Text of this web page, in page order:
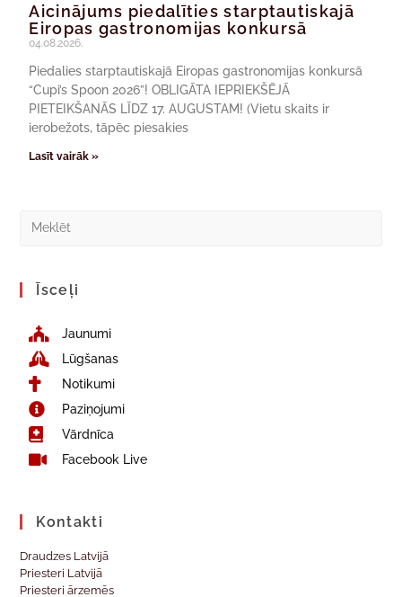
Aicinājums piedalīties starptautiskajā
Eiropas gastronomijas konkursā
04.08.2026.
Piedalies starptautiskajā Eiropas gastronomijas konkursā
“Cupi’s Spoon 2026”! OBLIGĀTA IEPRIEKŠĒJĀ
PIETEIKŠANĀS LĪDZ 17. AUGUSTAM! (Vietu skaits ir
ierobežots, tāpēc piesakies
Lasīt vairāk »
Īsceļi
Jaunumi
Lūgšanas
Notikumi
Paziņojumi
Vārdnīca
Facebook Live
Kontakti
Draudzes Latvijā
Priesteri Latvijā
Priesteri ārzemēs